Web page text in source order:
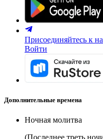
Присоединяйтесь к
Войти
Дополнительные времена
Ночная молитва